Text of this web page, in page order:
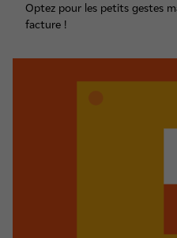
Optez pour les petits gestes
facture !